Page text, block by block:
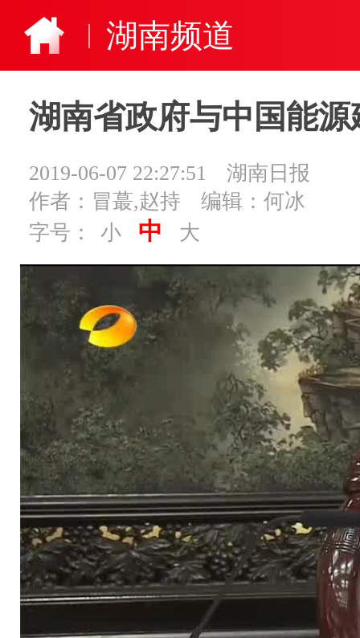
湖南频道
湖南省政府与中国能
2019-06-07 22:27:51
湖南日报
作者：冒蕞,赵持
编辑：何冰
字号：
小 中 大